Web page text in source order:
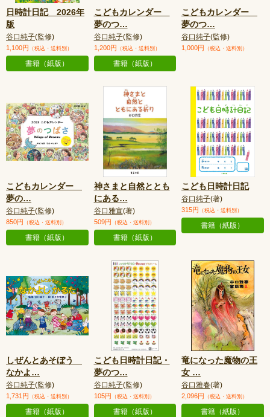
日時計日記 2026年
版
谷口純子(監修)
1,100円 （税込・送料別）
書籍（紙版）
こどもカレンダー
夢のつ…
谷口純子(監修)
1,200円 （税込・送料別）
書籍（紙版）
こどもカレンダー
夢のつ…
谷口純子(監修)
1,000円 （税込・送料別）
こどもカレンダー
夢の…
谷口純子(監修)
850円 （税込・送料別）
書籍（紙版）
神さまと自然ととも
にある…
谷口雅宣(著)
509円 （税込・送料別）
書籍（紙版）
こども日時計日記
谷口純子(著)
315円 （税込・送料別）
書籍（紙版）
しぜんとあそぼう
なかよ…
谷口純子(監修)
1,731円 （税込・送料別）
書籍（紙版）
こども日時計日記・
夢のつ…
谷口純子(監修)
105円 （税込・送料別）
書籍（紙版）
竜になった魔物の王
女 …
谷口雅春(著)
2,096円 （税込・送料別）
書籍（紙版）